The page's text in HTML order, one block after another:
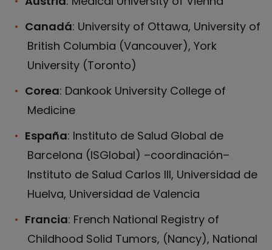
Canadá: University of Ottawa, University of
British Columbia (Vancouver), York
University (Toronto)
Corea: Dankook University College of
Medicine
España: Instituto de Salud Global de
Barcelona (ISGlobal) –coordinación–
Instituto de Salud Carlos III, Universidad de
Huelva, Universidad de Valencia
Francia: French National Registry of
Childhood Solid Tumors, (Nancy), National